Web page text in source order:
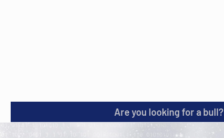
Are you looking for a bull?